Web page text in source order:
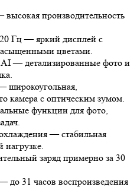
производительность
Гц — яркий дисплей с
цветами.
— детализированные фото и
широкоугольная,
камера с оптическим зумом.
функции для фото,
— стабильная
нагрузке.
заряд примерно за 30
31 часов воспроизведения